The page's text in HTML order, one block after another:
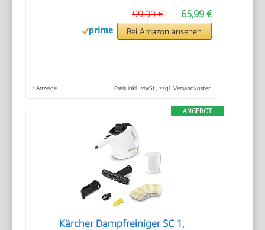
65,99 €
99,99 €
Bei Amazon ansehen
* Anzeige Preis inkl. MwSt., zzgl. Versandkosten
ANGEBOT
Kärcher Dampfreiniger SC 1,